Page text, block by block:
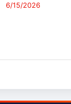
6/15/2026